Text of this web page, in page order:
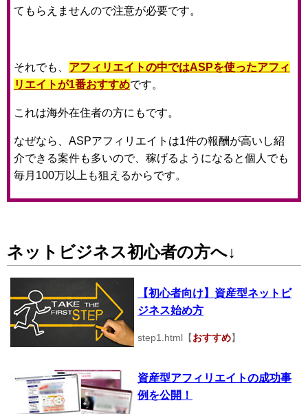
てもらえませんので注意が必要です。
それでも、 アフィリエイトの中ではASPを使ったアフィ
リエイトが1番おすすめです。
これは海外在住者の方にもです。
なぜなら、ASPアフィリエイトは1件の報酬が高いし紹
介できる案件も多いので、稼げるようになると個人でも
毎月100万以上も狙えるからです。
ネットビジネス初心者の方へ↓
【初心者向け】資産型ネットビ
ジネス始め方
step1.html【おすすめ】
資産型アフィリエイトの成功事
例を公開！